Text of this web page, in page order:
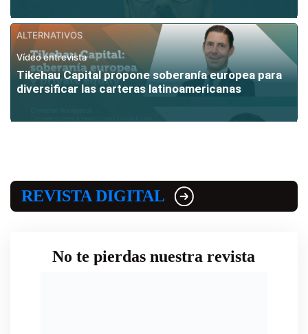
ALTERNATIVOS
Vídeo entrevista
Tikehau Capital propone soberanía europea para
diversificar las carteras latinoamericanas
REVISTA DIGITAL
No te pierdas nuestra revista